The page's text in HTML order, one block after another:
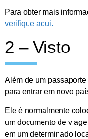
Para obter mais
verifique aqui.
2 – Visto
Além de um
para entrar em novo
Ele é normalmente
um documento de
em um determinado